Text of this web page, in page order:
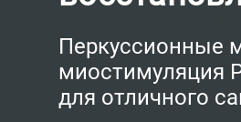
Перкуссионные
миостимуляция
для отличного